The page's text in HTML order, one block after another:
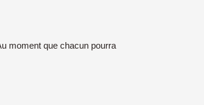
moment que chacun pourra